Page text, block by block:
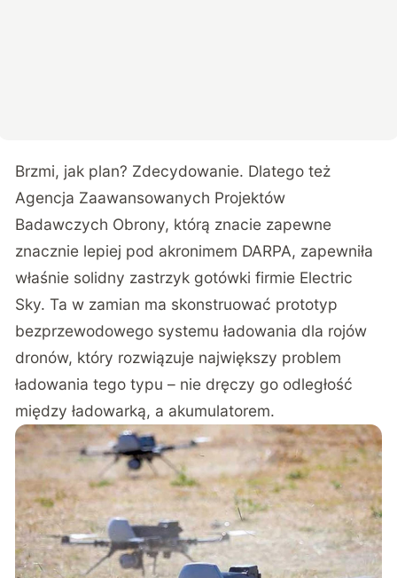
Brzmi, jak plan? Zdecydowanie. Dlatego też
Agencja Zaawansowanych Projektów
Badawczych Obrony, którą znacie zapewne
znacznie lepiej pod akronimem DARPA, zapewniła
właśnie solidny zastrzyk gotówki firmie Electric
Sky. Ta w zamian ma skonstruować prototyp
bezprzewodowego systemu ładowania dla rojów
dronów, który rozwiązuje największy problem
ładowania tego typu – nie dręczy go odległość
między ładowarką, a akumulatorem.